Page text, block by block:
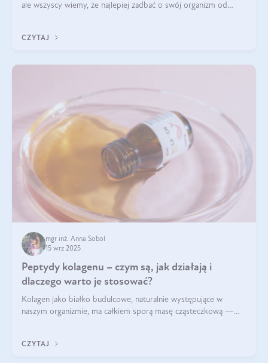
ale wszyscy wiemy, że najlepiej zadbać o swój organizm od
wysokiej jakości suplem
CZYTAJ
mgr inż. Anna Sobol
15 wrz 2025
Peptydy kolagenu – czym są, jak działają i
dlaczego warto je stosować?
Kolagen jako białko budulcowe, naturalnie występujące w
naszym organizmie, ma całkiem sporą masę cząsteczkową —
bardziej biodostępny
CZYTAJ